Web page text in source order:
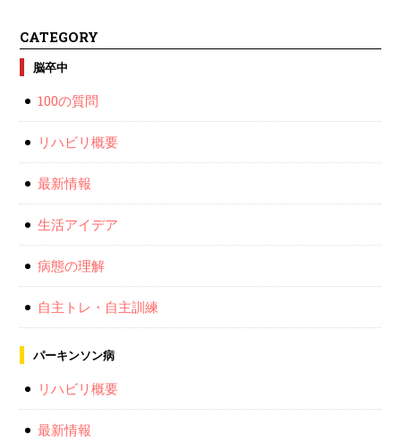
CATEGORY
脳卒中
100の質問
リハビリ概要
最新情報
生活アイデア
病態の理解
自主トレ・自主訓練
パーキンソン病
リハビリ概要
最新情報